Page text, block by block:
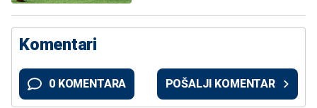
Komentari
0 KOMENTARA POŠALJI KOMENTAR